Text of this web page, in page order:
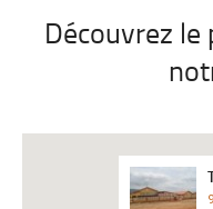
Découvrez